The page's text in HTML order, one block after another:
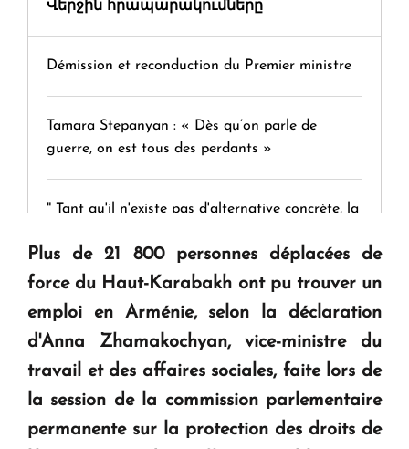
Վերջին հրապարակումները
Démission et reconduction du Premier ministre
Tamara Stepanyan : « Dès qu’on parle de
guerre, on est tous des perdants »
" Tant qu'il n'existe pas d'alternative concrète, la
KASA : 30 ans d'audace, de résilience et d'avenir
en Arménie
Le premier hôtel Hyatt Regency d'Arménie
ouvrira ses portes à Dilijan
Plus de 21 800 personnes déplacées de
force du Haut-Karabakh ont pu trouver un
emploi en Arménie, selon la déclaration
d'Anna Zhamakochyan, vice-ministre du
travail et des affaires sociales, faite lors de
la session de la commission parlementaire
permanente sur la protection des droits de